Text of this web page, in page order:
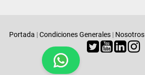
Portada |Condiciones Generales | Nosotros